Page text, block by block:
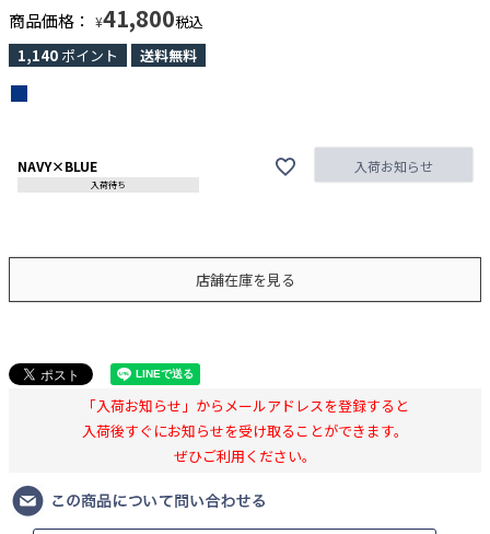
商品価格： ¥41,800税込
1,140 ポイント 送料無料
NAVY×BLUE
入荷待ち
入荷お知らせ
店舗在庫を見る
「入荷お知らせ」からメールアドレスを登録すると
入荷後すぐにお知らせを受け取ることができます。
ぜひご利用ください。